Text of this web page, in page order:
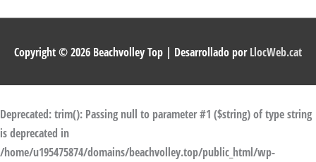
Copyright © 2026 Beachvolley Top | Desarrollado porLlocWeb.cat
Deprecated: trim(): Passing null to parameter #1 ($string) of type string
is deprecated in
/home/u195475874/domains/beachvolley.top/public_html/wp-